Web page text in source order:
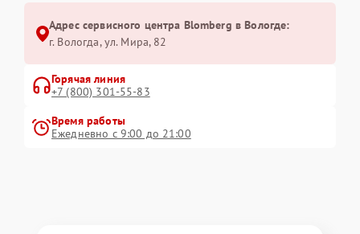
Адрес сервисного центра Blomberg в Вологде:
г. Вологда, ул. Мира, 82
Горячая линия
+7 (800) 301-55-83
Время работы
Ежедневно с 9:00 до 21:00